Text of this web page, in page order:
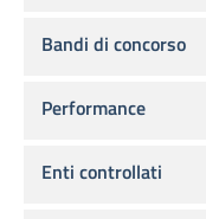
Bandi di concorso
Performance
Enti controllati